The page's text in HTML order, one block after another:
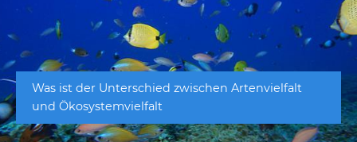
Was ist der Unterschied zwischen Artenvielfalt
und Ökosystemvielfalt